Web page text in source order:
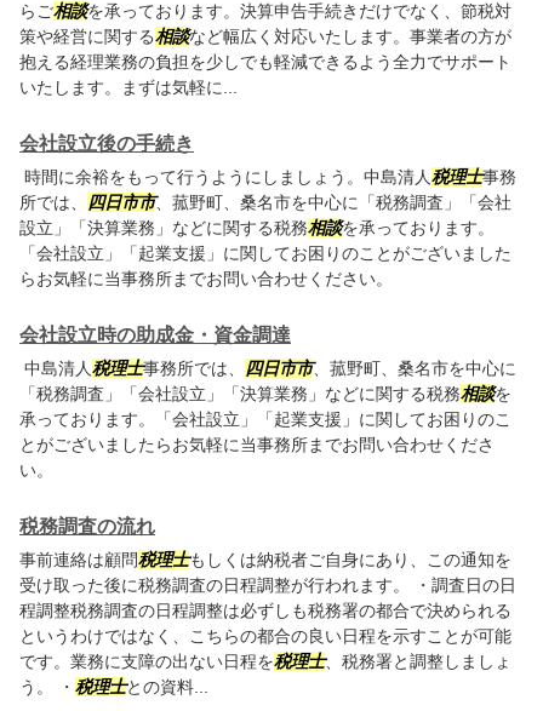
らご相談を承っております。決算申告手続きだけでなく、節税対
策や経営に関する相談など幅広く対応いたします。事業者の方が
抱える経理業務の負担を少しでも軽減できるよう全力でサポート
いたします。まずは気軽に...
会社設立後の手続き
時間に余裕をもって行うようにしましょう。中島清人税理士事務
所では、
四日市市、菰野町、桑名市を中心に「税務調査」「会社
設立」「決算業務」などに関する税務相談を承っております。
「会社設立」「起業支援」に関してお困りのことがございました
らお気軽に当事務所までお問い合わせください。
会社設立時の助成金・資金調達
中島清人税理士事務所では、 四日市市、菰野町、桑名市を中心に
「税務調査」「会社設立」「決算業務」などに関する税務相談を
承っております。「会社設立」「起業支援」に関してお困りのこ
とがございましたらお気軽に当事務所までお問い合わせくださ
い。
税務調査の流れ
事前連絡は顧問税理士もしくは納税者ご自身にあり、この通知を
受け取った後に税務調査の日程調整が行われます。 ・調査日の日
程調整税務調査の日程調整は必ずしも税務署の都合で決められる
というわけではなく、こちらの都合の良い日程を示すことが可能
です。業務に支障の出ない日程を税理士、税務署と調整しましょ
う。 ・ 税理士との資料...